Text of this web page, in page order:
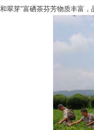
翠芽”富硒茶芬芳物质丰富